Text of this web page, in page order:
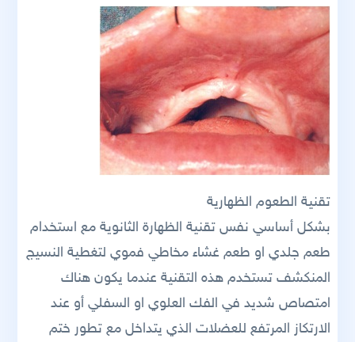
تقنية الطعوم الظهارية
بشكل أساسي نفس تقنية الظهارة الثانوية مع استخدام
طعم جلدي او طعم غشاء مخاطي فموي لتغطية النسيج
المنكشف تستخدم هذه التقنية عندما يكون هناك
امتصاص شديد في الفك العلوي او السفلي أو عند
الارتكاز المرتفع للعضلات الذي يتداخل مع تطور ختم